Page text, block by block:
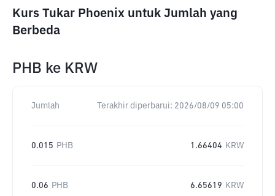
Kurs Tukar Phoenix untuk Jumlah yang
Berbeda
PHB ke KRW
Jumlah Terakhir diperbarui: 2026/08/09 05:00
0.015 PHB 1.66404 KRW
0.06 PHB 6.65619 KRW